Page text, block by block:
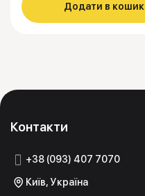
Додати в кошик
Контакти
+38 (093) 407 7070
Київ, Україна